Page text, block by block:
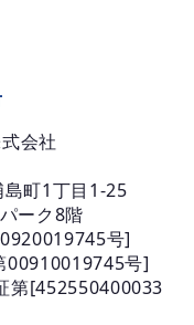
会社
町1丁目1-25
ーク8階
号]
00910019745号]
第[452550400033